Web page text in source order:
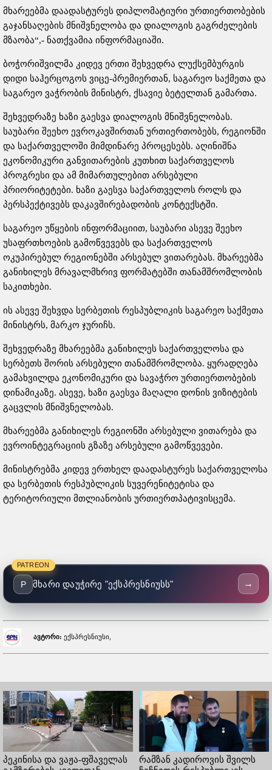
მხარეებმა დაადასტურეს დიპლომატიური ურთიერთობების
გაჯანსაღების მნიშვნელობა და დიალოგის გაგრძელების
მზაობა“,- ნათქვამია ინფორმაციაში.
ბოჭორიშვილმა კიდევ ერთი შეხვედრა ლუქსემბურგის
დიდი საჰერცოგოს ვიცე-პრემიერთან, საგარეო საქმეთა და
საგარეო ვაჭრობის მინისტრ, ქსავიე ბეტელთან გამართა.
შეხვედრაზე ხაზი გაესვა დიალოგის მნიშვნელობას.
საუბარი შეეხო ევროკავშირთან ურთიერთობებს, რეგიონში
და საქართველოში მიმდინარე პროცესებს. აღინიშნა
ეკონომიკური განვითარების კუთხით საქართველოს
პროგრესი და ამ მიმართულებით არსებული
პრიორიტეტები. ხაზი გაესვა საქართველოს როლს და
პერსპექტივებს დაკავშირებადობის კონტექსტში.
საგარეო უწყების ინფორმაციით, საუბარი ასევე შეეხო
უსაფრთხოების გამოწვევებს და საქართველოს
ოკუპირებულ რეგიონებში არსებულ ვითარებას. მხარეებმა
განიხილეს მრავალმხრივ ფორმატებში თანამშრომლობის
საკითხები.
ის ასევე შეხვდა სერბეთის რესპუბლიკის საგარეო საქმეთა
მინისტრს, მარკო ჯურიჩს.
შეხვედრაზე მხარეებმა განიხილეს საქართველოსა და
სერბეთს შორის არსებული თანამშრომლობა. ყურადღება
გამახვილდა ეკონომიკური და სავაჭრო ურთიერთობების
დინამიკაზე. ასევე, ხაზი გაესვა მაღალი დონის ვიზიტების
გაცვლის მნიშვნელობას.
მხარეებმა განიხილეს რეგიონში არსებული ვითარება და
ევროინტეგრაციის გზაზე არსებული გამოწვევები.
მინისტრებმა კიდევ ერთხელ დაადასტურეს საქართველოსა
და სერბეთის რესპუბლიკის სუვერენიტეტისა და
ტერიტორიული მთლიანობის ურთიერთპატივისცემა.
PATREON
P მხარი დაუჭირე "ექსპრესნიუსს" →
ავტორი: ექსპრესნიუსი,
პეკინისა და ვაჟა-ფშაველას
რამზან კადიროვის შვილს